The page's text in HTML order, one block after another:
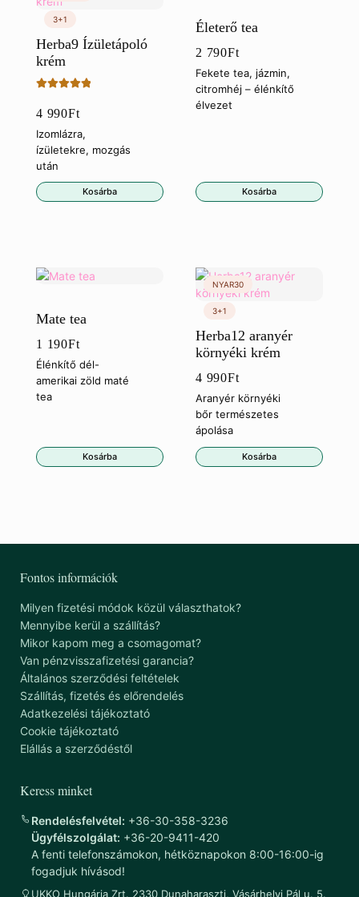
Herba9 Ízületápoló
krém
5.00/ 5
4 990Ft
Izomlázra,
ízületekre, mozgás
után
Kosárba
Életerő tea
2 790Ft
Fekete tea, jázmin,
citromhéj – élénkítő
élvezet
Kosárba
Mate tea
1 190Ft
Élénkítő dél-
amerikai zöld maté
tea
Kosárba
Herba12 aranyér
környéki krém
4 990Ft
Aranyér környéki
bőr természetes
ápolása
Kosárba
Fontos információk
Milyen fizetési módok közül választhatok?
Mennyibe kerül a szállítás?
Mikor kapom meg a csomagomat?
Van pénzvisszafizetési garancia?
Általános szerződési feltételek
Szállítás, fizetés és előrendelés
Adatkezelési tájékoztató
Cookie tájékoztató
Elállás a szerződéstől
Keress minket
Rendelésfelvétel: +36-30-358-3236
Ügyfélszolgálat: +36-20-9411-420
A fenti telefonszámokon, hétköznapokon 8:00-16:00-ig
fogadjuk hívásod!
UKKO Hungária Zrt. 2330 Dunaharaszti, Vásárhelyi Pál u. 5.